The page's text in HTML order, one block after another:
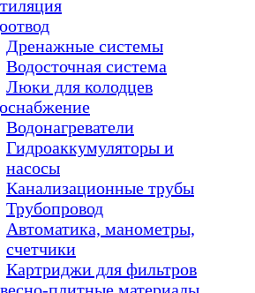
Дренажные системы
Водосточная система
Люки для колодцев
Водонагреватели
Гидроаккумуляторы и
насосы
Канализационные трубы
Трубопровод
Автоматика, манометры,
счетчики
Картриджи для фильтров